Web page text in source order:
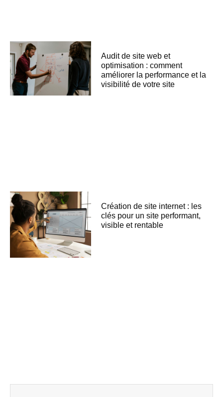
Audit de site web et
optimisation : comment
améliorer la performance et la
visibilité de votre site
Création de site internet : les
clés pour un site performant,
visible et rentable